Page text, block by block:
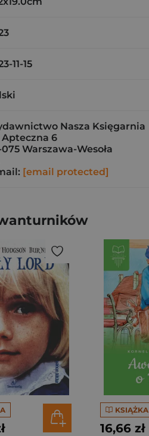
11-15
Nasza Księgarnia
Apteczna 6
Warszawa-Wesoła
[email protected]
KSIĄŻKA
16,66 zł